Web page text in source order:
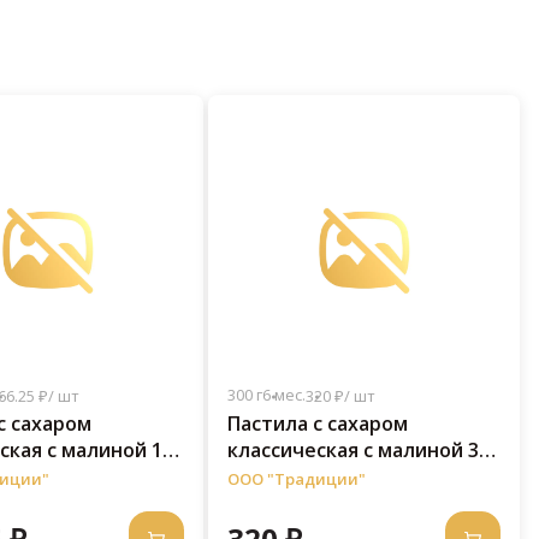
₽/ шт
сахаром
c малиной 150
300 г6 мес.320 ₽/ шт
Пастила с сахаром
классическая c малиной 300
г
ООО "Традиции"